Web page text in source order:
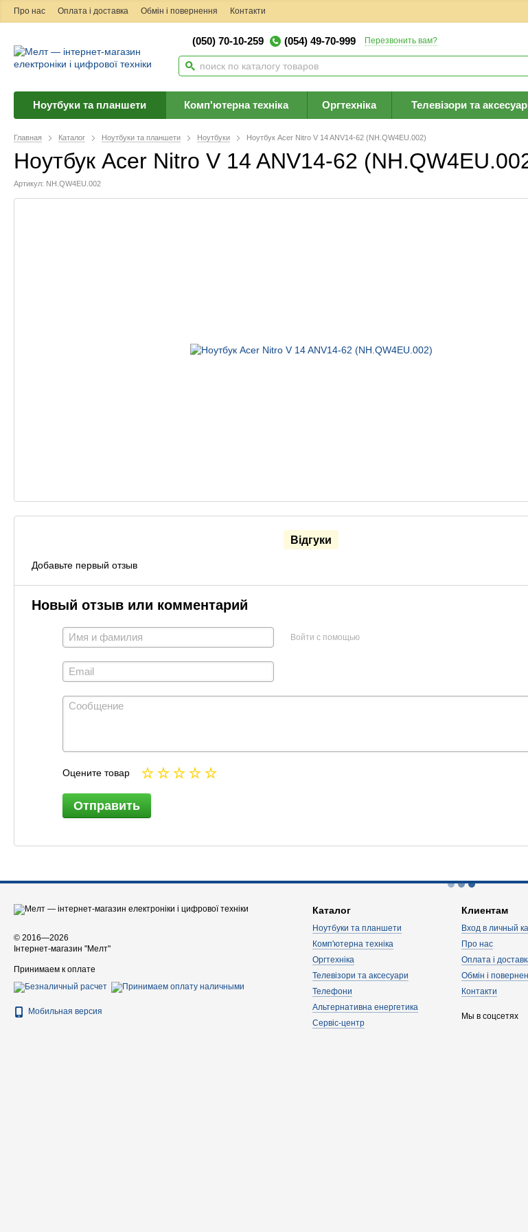
Про нас Оплата і доставка Обмін і повернення Контакти
(050) 70-10-259 (054) 49-70-999 Перезвонить вам?
Ноутбуки та планшети Комп'ютерна техніка Оргтехніка Телевізори та
Главная Каталог Ноутбуки та планшети Ноутбуки Ноутбук Acer Nitro V 14 ANV14-62 (NH.QW4EU.002)
Ноутбук Acer Nitro V 14 ANV14-62
Артикул: NH.QW4EU.002
Відгуки
Добавьте первый отзыв
Новый отзыв или комментарий
Войти с помощью
Оцените товар
Отправить
© 2016—2026
Інтернет-магазин "Мелт"
Принимаем к оплате
Мобильная версия
Каталог
Ноутбуки та планшети
Комп'ютерна техніка
Оргтехніка
Телевізори та аксесуари
Телефони
Альтернативна енергетика
Сервіс-центр
Клиентам
Вход в личный
Про нас
Оплата і
Обмін і
Контакти
Мы в соцсетях